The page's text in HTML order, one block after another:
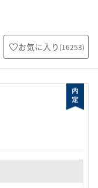
お気に入り (16253)